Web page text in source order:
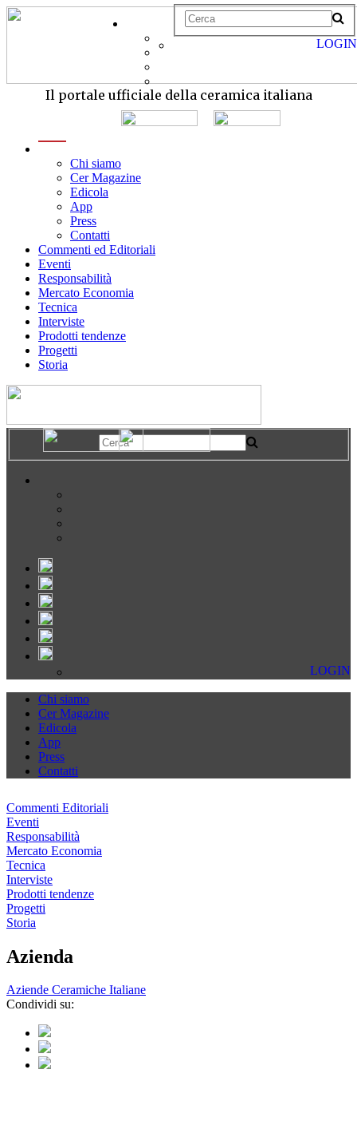
Il portale ufficiale della ceramica italiana
Chi siamo
Cer Magazine
Edicola
App
Press
Contatti
Commenti ed Editoriali
Eventi
Responsabilità
Mercato Economia
Tecnica
Interviste
Prodotti tendenze
Progetti
Storia
LOGIN
LOGIN
Chi siamo
Cer Magazine
Edicola
App
Press
Contatti
Commenti Editoriali
Eventi
Responsabilità
Mercato Economia
Tecnica
Interviste
Prodotti tendenze
Progetti
Storia
Azienda
Aziende Ceramiche Italiane
Condividi su: